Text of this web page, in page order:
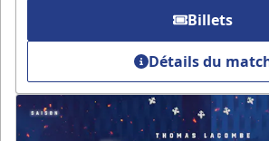
Billets
Détails du